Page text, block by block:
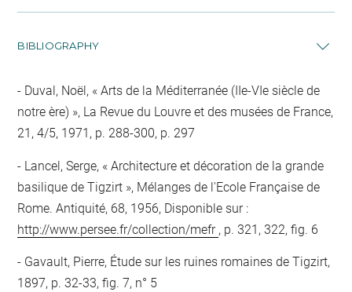
BIBLIOGRAPHY
Duval, Noël, « Arts de la Méditerranée (IIe-VIe siècle de
notre ère) », La Revue du Louvre et des musées de France,
21, 4/5, 1971, p. 288-300, p. 297
Lancel, Serge, « Architecture et décoration de la grande
basilique de Tigzirt », Mélanges de l'Ecole Française de
Rome. Antiquité, 68, 1956, Disponible sur :
http://www.persee.fr/collection/mefr , p. 321, 322, fig. 6
Gavault, Pierre, Étude sur les ruines romaines de Tigzirt,
1897, p. 32-33, fig. 7, n° 5